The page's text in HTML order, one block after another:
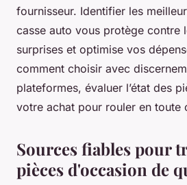
fournisseur. Identifier les
casse auto vous protège contre
surprises et optimise vos
comment choisir avec
plateformes, évaluer l’état des
votre achat pour rouler en toute
Sources fiables pour
pièces d'occasion de